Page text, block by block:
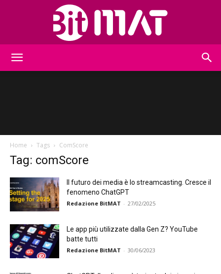
Home Tags ComScore
Tag: comScore
Il futuro dei media è lo streamcasting. Cresce il
fenomeno ChatGPT
Redazione BitMAT - 27/02/2025
Le app più utilizzate dalla Gen Z? YouTube
batte tutti
Redazione BitMAT - 30/06/2023